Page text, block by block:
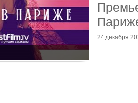
24 декабря